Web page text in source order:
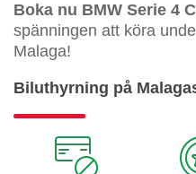
Boka nu BMW Serie 4
spänningen att köra
Malaga!
Biluthyrning på